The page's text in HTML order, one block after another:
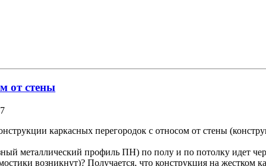
от стены
каркасных перегородок с относом от стены
металлический профиль ПН) по полу и по потолку идет
возникнут)? Получается, что конструкция на